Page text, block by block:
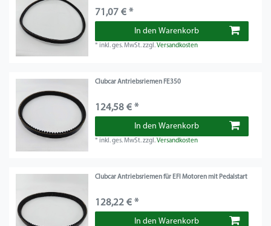
71,07 € *
In den Warenkorb
*inkl. ges. MwSt.zzgl.Versandkosten
Clubcar Antriebsriemen FE350
124,58 € *
In den Warenkorb
*inkl. ges. MwSt.zzgl.Versandkosten
Clubcar Antriebsriemen für EFI Motoren mit Pedalstart
128,22 € *
In den Warenkorb